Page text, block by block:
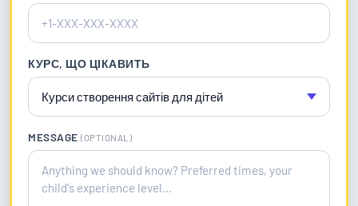
КУРС, ЩО ЦІКАВИТЬ
MESSAGE (OPTIONAL)